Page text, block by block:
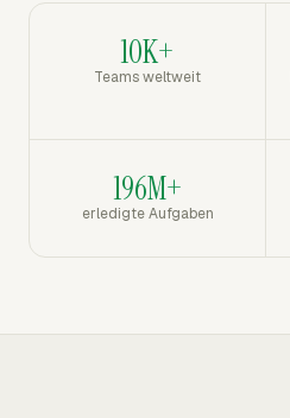
10K+
Teams weltweit
196M+
erledigte Aufgaben